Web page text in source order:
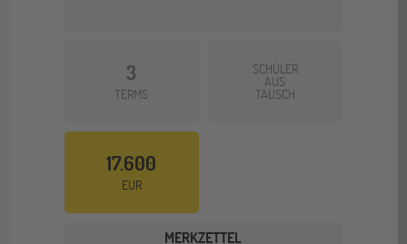
3
TERMS
SCHÜLER
AUS
TAUSCH
17.600
EUR
MERKZETTEL